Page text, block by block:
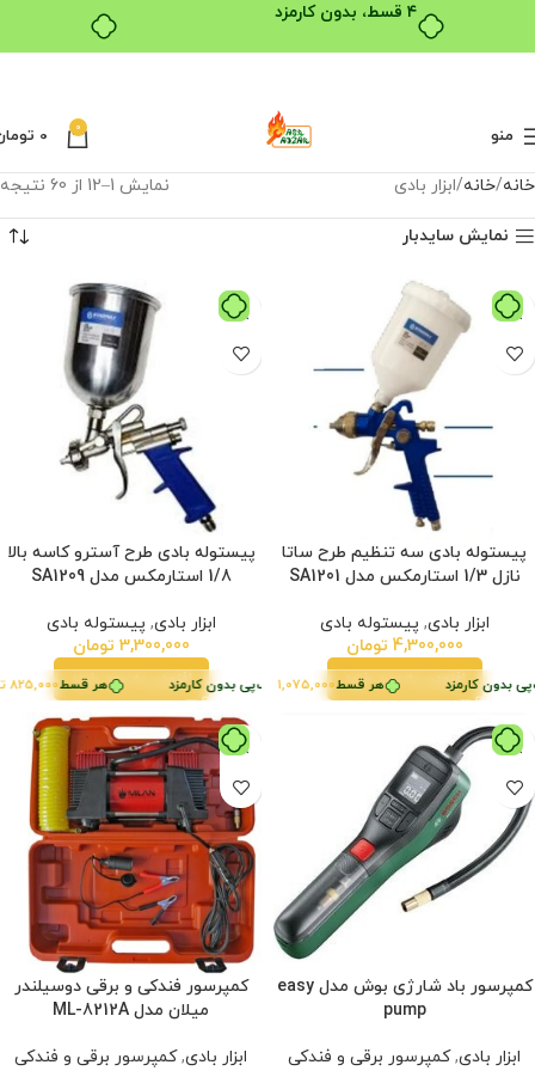
منو 0
0
خانه خانه ابزار بادی نمایش 1–12 از 60 نتیجه
نمایش سایدبار
هر قسط1,075,000تومان • خرید قسطی با ترب‌پی بدون کارمزد بدون کارمزد
پیستوله بادی سه تنظیم طرح ساتا
نازل 1/3 استارمکس مدل SA1201
ابزار بادی, پیستوله بادی
4,300,000 تومان
افزودن به سبد خرید هر قسط825,000 هر قسط825,000 تومان • خرید قسطی با ترب‌پی بدون کارمزد
پیستوله بادی طرح آسترو کاسه بالا
1/8 استارمکس مدل SA1209
ابزار بادی, پیستوله بادی
3,300,000 تومان
افزودن به سبد خرید
کمپرسور باد شارژی بوش مدل easy
pump
ابزار بادی,کمپرسور برقی و فندکی
کمپرسور فندکی و برقی دوسیلندر
میلان مدل ML-8212A
ابزار بادی,کمپرسور برقی و فندکی